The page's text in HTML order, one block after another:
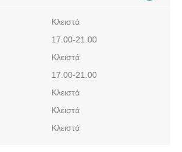
Κλειστά
17.00-21.00
Κλειστά
17.00-21.00
Κλειστά
Κλειστά
Κλειστά